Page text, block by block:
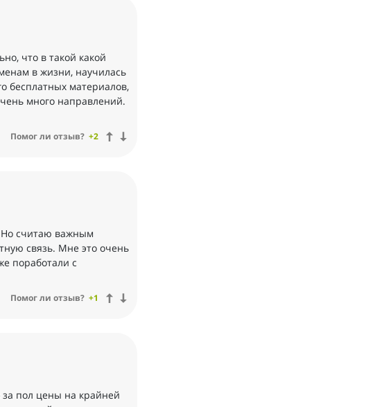
что в такой какой
в жизни, научилась
бесплатных материалов,
много направлений.
Помог ли отзыв? +2
Но считаю важным
связь. Мне это очень
поработали с
Помог ли отзыв? +1
пол цены на крайней